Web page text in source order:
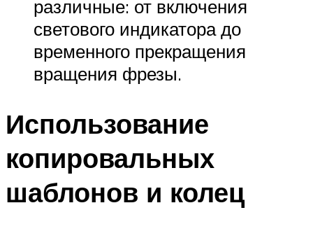
различные: от включения
светового индикатора до
временного прекращения
вращения фрезы.
Использование
копировальных
шаблонов и колец